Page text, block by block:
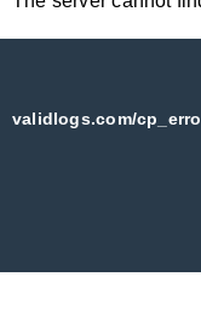
validlogs.com/